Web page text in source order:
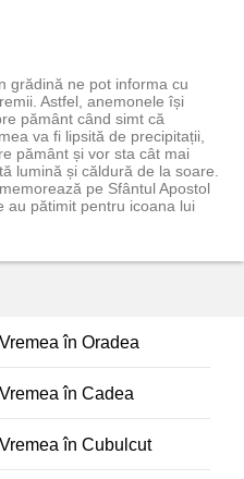
grădină ne pot informa cu
Astfel, anemonele își
pământ când simt că
va fi lipsită de precipitații,
pământ și vor sta cât mai
lumină și căldură de la soare.
pe Sfântul Apostol
au pătimit pentru icoana lui
Vremea în Oradea
Vremea în Cadea
Vremea în Cubulcut